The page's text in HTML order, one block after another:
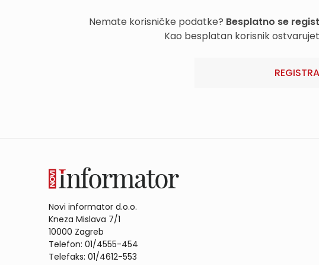
Nemate korisničke podatke? Besplatno se
Kao besplatan korisnik
Novi informator d.o.o.
Kneza Mislava 7/1
10000 Zagreb
Telefon: 01/4555-454
Telefaks: 01/4612-553